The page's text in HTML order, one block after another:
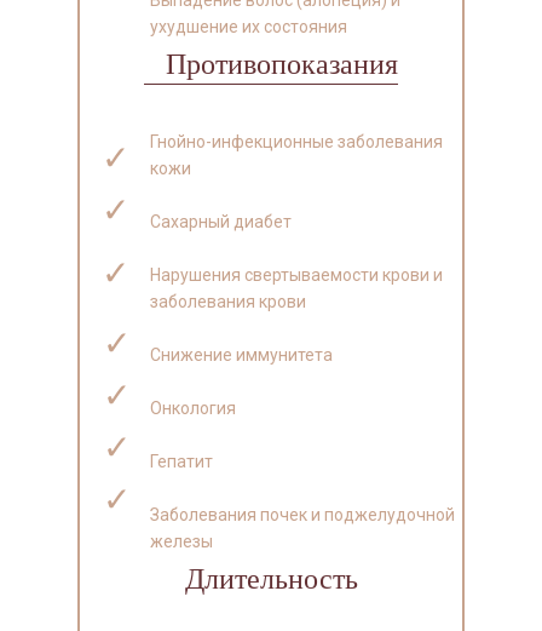
Противопоказания
Гнойно-инфекционные заболевания
кожи
Сахарный диабет
Нарушения свертываемости крови и
заболевания крови
Снижение иммунитета
Онкология
Гепатит
Заболевания почек и поджелудочной
железы
✓
✓
✓
✓
✓
✓
Длительность
ухудшение их состояния
✓